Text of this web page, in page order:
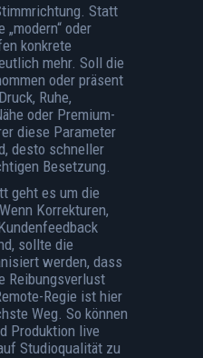
Statt
oder
konkrete
mehr. Soll die
oder präsent
Ruhe,
oder Premium-
diese Parameter
desto schneller
Besetzung.
geht es um die
Korrekturen,
sollte die
werden, dass
Reibungsverlust
Regie ist hier
Weg. So können
Produktion live
Studioqualität zu